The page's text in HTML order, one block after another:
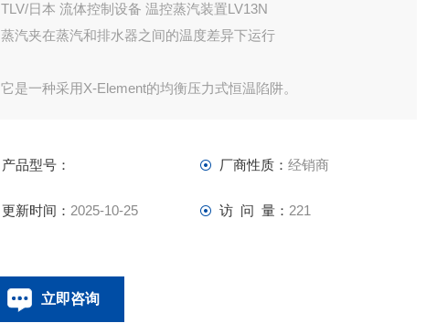
TLV/日本 流体控制设备 温控蒸汽装置LV13N
蒸汽夹在蒸汽和排水器之间的温度差异下运行
它是一种采用X-Element的均衡压力式恒温陷阱。
产品型号： 厂商性质： 经销商
更新时间： 2025-10-25 访 问 量： 221
立即咨询